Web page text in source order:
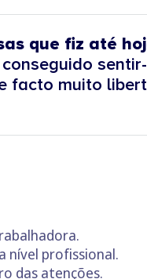
que fiz até
facto muito
nível profissional.
das atenções.